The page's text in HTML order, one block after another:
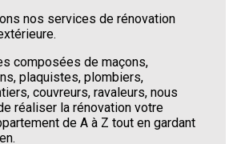
nos services de rénovation
composées de maçons,
plaquistes, plombiers,
couvreurs, ravaleurs, nous
réaliser la rénovation votre
de A à Z tout en gardant